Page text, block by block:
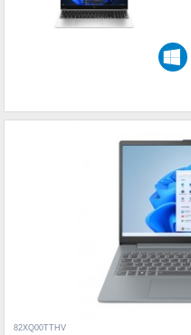
82XQ00TTHV